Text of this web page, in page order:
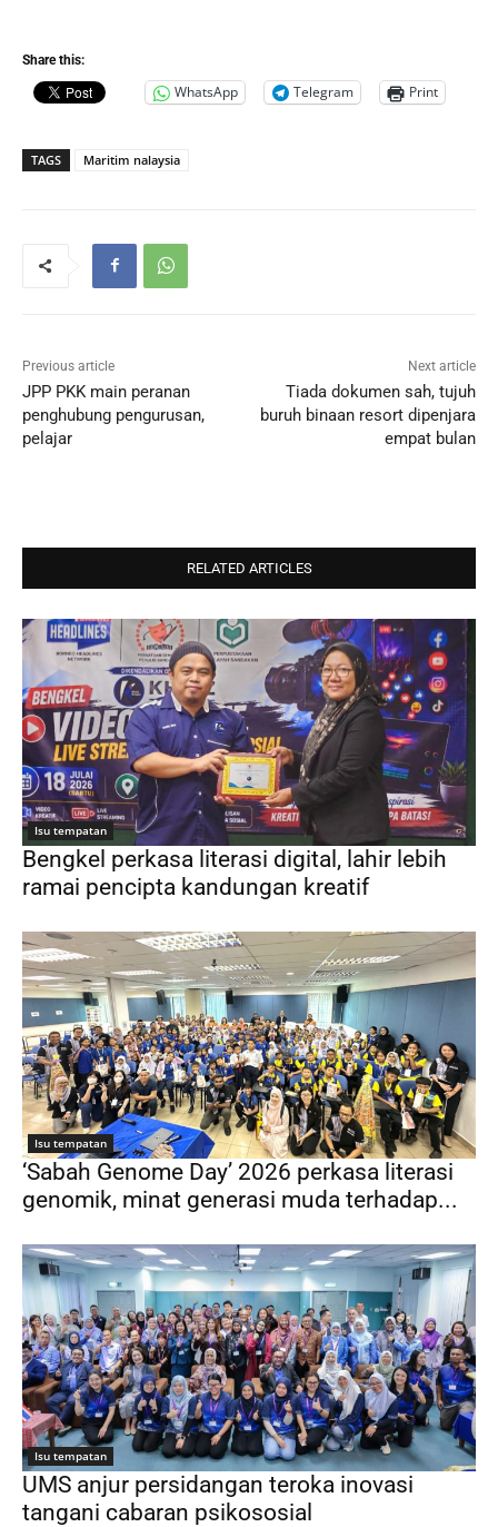
Share this:
WhatsApp Telegram Print
TAGS Maritim nalaysia
Previous article
JPP PKK main peranan
penghubung pengurusan,
pelajar
Next article
Tiada dokumen sah, tujuh
buruh binaan resort dipenjara
empat bulan
RELATED ARTICLES
Isu tempatan
Bengkel perkasa literasi digital, lahir lebih
ramai pencipta kandungan kreatif
Isu tempatan
‘Sabah Genome Day’ 2026 perkasa literasi
genomik, minat generasi muda terhadap...
Isu tempatan
UMS anjur persidangan teroka inovasi
tangani cabaran psikososial